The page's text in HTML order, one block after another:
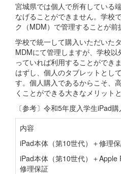
宮城県では個人で所有している
なげることができません。学校
ク（MDM）で管理することが前
学校で統一して購入いただいた
MDMにて管理しますが、学校
っていれば利用することができ
はずし、個人のタブレットとし
す。個人購入であるからこそ、
くことができる大きなメリットと
〔参考〕令和5年度入学生iPad購
内容
iPad本体（第10世代）＋修理
iPad本体（第10世代）＋Apple
修理保証